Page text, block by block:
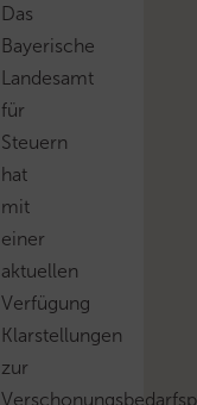
Das
Bayerische
Landesamt
für
Steuern
hat
mit
einer
aktuellen
Verfügung
Klarstellungen
zur